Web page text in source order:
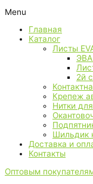
Menu
Главная
Каталог
Листы
2й
Крепеж
Нитки
Шильдик
Доставка и
Контакты
Оптовым